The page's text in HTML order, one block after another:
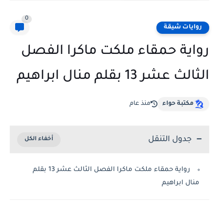
روايات شيقة
0
رواية حمقاء ملكت ماكرا الفصل
الثالث عشر 13 بقلم منال ابراهيم
مكتبة حواء منذ عام
جدول التنقل
رواية حمقاء ملكت ماكرا الفصل الثالث عشر 13 بقلم
منال ابراهيم